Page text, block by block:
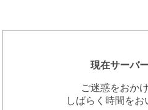
現在サーバ
ご迷惑をおか
しばらく時間を